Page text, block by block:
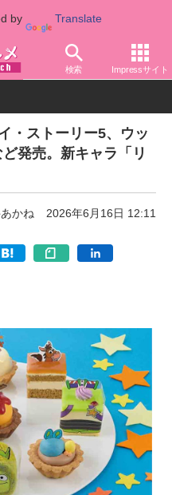
by Translate
検索 Impressサイト
銀座コージーコーナー
・ストーリー5、ウッ
発売。新キャラ「リ
かね 2026年6月16日 12:11